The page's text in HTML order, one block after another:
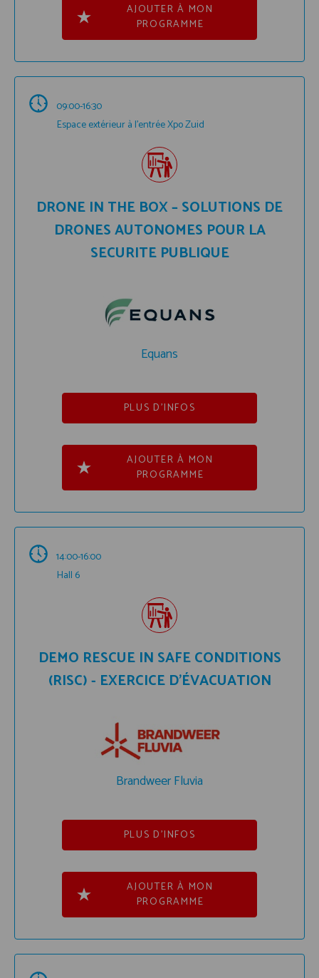
AJOUTER À MON
PROGRAMME
09:00-16:30
Espace extérieur à l'entrée Xpo Zuid
DRONE IN THE BOX – SOLUTIONS DE
DRONES AUTONOMES POUR LA
SECURITE PUBLIQUE
Equans
PLUS D'INFOS
AJOUTER À MON
PROGRAMME
14:00-16:00
Hall 6
DEMO RESCUE IN SAFE CONDITIONS
(RISC) - EXERCICE D’ÉVACUATION
Brandweer Fluvia
PLUS D'INFOS
AJOUTER À MON
PROGRAMME